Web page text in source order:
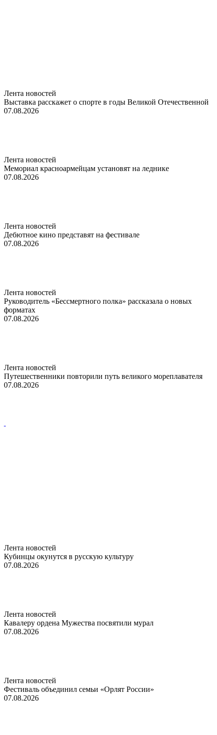
Лента новостей
Выставка расскажет о спорте в годы Великой Отечественной
07.08.2026
Лента новостей
Мемориал красноармейцам установят на леднике
07.08.2026
Лента новостей
Дебютное кино представят на фестивале
07.08.2026
Лента новостей
Руководитель «Бессмертного полка» рассказала о новых
форматах
07.08.2026
Лента новостей
Путешественники повторили путь великого мореплавателя
07.08.2026
Лента новостей
Кубинцы окунутся в русскую культуру
07.08.2026
Лента новостей
Кавалеру ордена Мужества посвятили мурал
07.08.2026
Лента новостей
Фестиваль объединил семьи «Орлят России»
07.08.2026